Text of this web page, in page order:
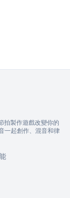
拍製作遊戲改變你的
一起創作、混音和律